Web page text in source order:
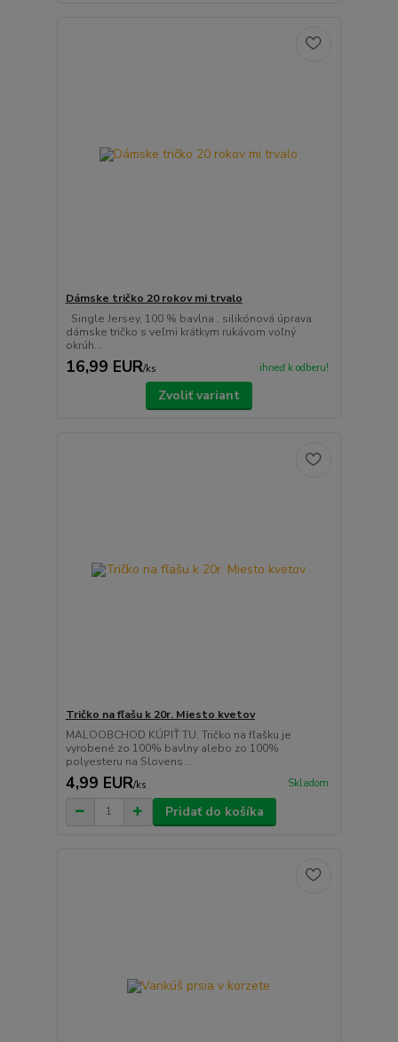
Dámske tričko 20 rokov mi trvalo
Single Jersey, 100 % bavlna , silikónová úprava
dámske tričko s veľmi krátkym rukávom voľný
okrúh...
16,99 EUR/ks ihneď k odberu!
Zvoliť variant
Tričko na fľašu k 20r. Miesto kvetov
MALOOBCHOD KÚPIŤ TU: Tričko na fľašku je
vyrobené zo 100% bavlny alebo zo 100%
polyesteru na Slovens...
4,99 EUR/ks Skladom
Pridať do košíka